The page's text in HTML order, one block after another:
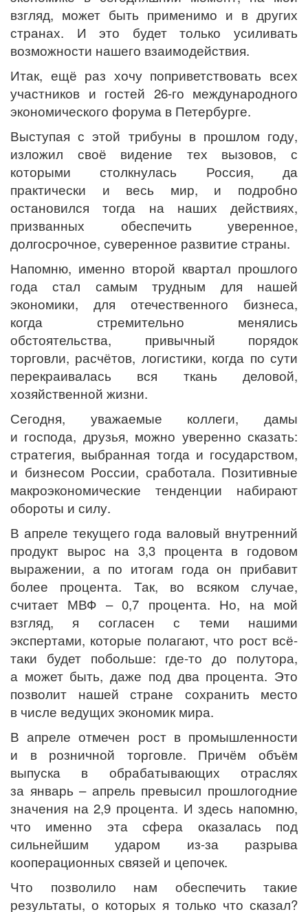
взгляд, может быть применимо и в других
странах. И это будет только усиливать
возможности нашего взаимодействия.
Итак, ещё раз хочу поприветствовать всех
участников и гостей 26-го международного
экономического форума в Петербурге.
Выступая с этой трибуны в прошлом году,
изложил своё видение тех вызовов, с
которыми столкнулась Россия, да
практически и весь мир, и подробно
остановился тогда на наших действиях,
призванных обеспечить уверенное,
долгосрочное, суверенное развитие страны.
Напомню, именно второй квартал прошлого
года стал самым трудным для нашей
экономики, для отечественного бизнеса,
когда стремительно менялись
обстоятельства, привычный порядок
торговли, расчётов, логистики, когда по сути
перекраивалась вся ткань деловой,
хозяйственной жизни.
Сегодня, уважаемые коллеги, дамы
и господа, друзья, можно уверенно сказать:
стратегия, выбранная тогда и государством,
и бизнесом России, сработала. Позитивные
макроэкономические тенденции набирают
обороты и силу.
В апреле текущего года валовый внутренний
продукт вырос на 3,3 процента в годовом
выражении, а по итогам года он прибавит
более процента. Так, во всяком случае,
считает МВФ – 0,7 процента. Но, на мой
взгляд, я согласен с теми нашими
экспертами, которые полагают, что рост всё-
таки будет побольше: где-то до полутора,
а может быть, даже под два процента. Это
позволит нашей стране сохранить место
в числе ведущих экономик мира.
В апреле отмечен рост в промышленности
и в розничной торговле. Причём объём
выпуска в обрабатывающих отраслях
за январь – апрель превысил прошлогодние
значения на 2,9 процента. И здесь напомню,
что именно эта сфера оказалась под
сильнейшим ударом из-за разрыва
кооперационных связей и цепочек.
Что позволило нам обеспечить такие
результаты, о которых я только что сказал?